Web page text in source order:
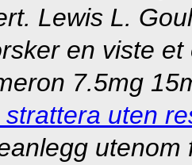
Lewis L.
en viste
7.5mg
uten